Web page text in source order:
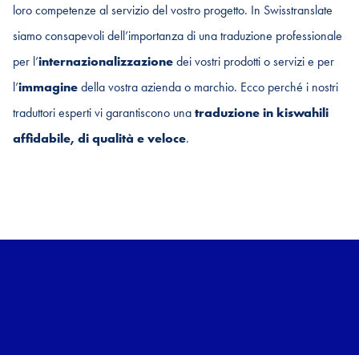
loro competenze al servizio del vostro progetto. In Swisstranslate
siamo consapevoli dell’importanza di una traduzione professionale
per l’internazionalizzazionedei vostri prodotti o servizi e per
l’immaginedella vostra azienda o marchio. Ecco perché i nostri
traduttori esperti vi garantiscono unatraduzione inkiswahili
affidabile, di qualità e veloce.